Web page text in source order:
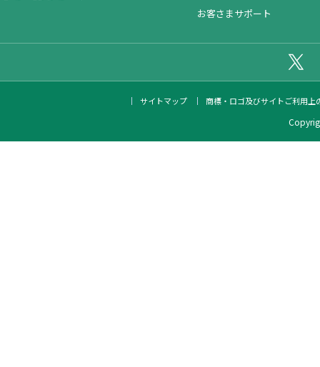
お客さまサポート
サイトマップ 商標・ロゴ及びサイトご利用上